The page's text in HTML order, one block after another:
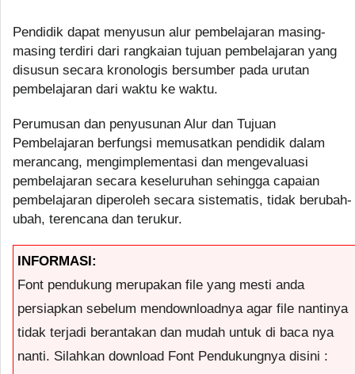
Pendidik dapat menyusun alur pembelajaran masing-
masing terdiri dari rangkaian tujuan pembelajaran yang
disusun secara kronologis bersumber pada urutan
pembelajaran dari waktu ke waktu.
Perumusan dan penyusunan Alur dan Tujuan
Pembelajaran berfungsi memusatkan pendidik dalam
merancang, mengimplementasi dan mengevaluasi
pembelajaran secara keseluruhan sehingga capaian
pembelajaran diperoleh secara sistematis, tidak berubah-
ubah, terencana dan terukur.
INFORMASI:
Font pendukung merupakan file yang mesti anda
persiapkan sebelum mendownloadnya agar file nantinya
tidak terjadi berantakan dan mudah untuk di baca nya
nanti. Silahkan download Font Pendukungnya disini :